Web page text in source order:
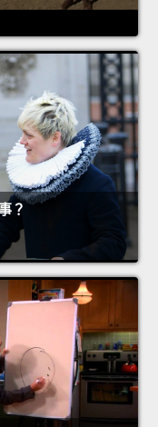
？